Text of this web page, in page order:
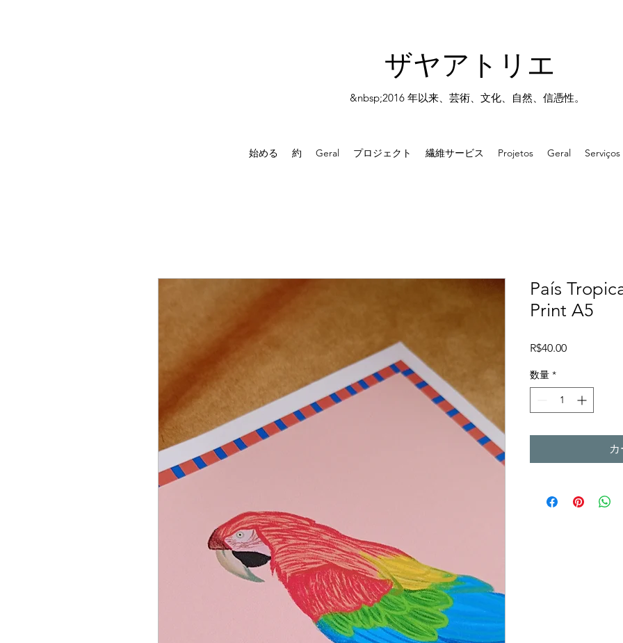
ザヤアトリエ
&nbsp;2016 年以来、芸術、文化、自然、信憑性。
始める 約 Geral プロジェクト 繊維サービス Projetos Geral Serviços
País
Print A5
R$40.00価
数量 *